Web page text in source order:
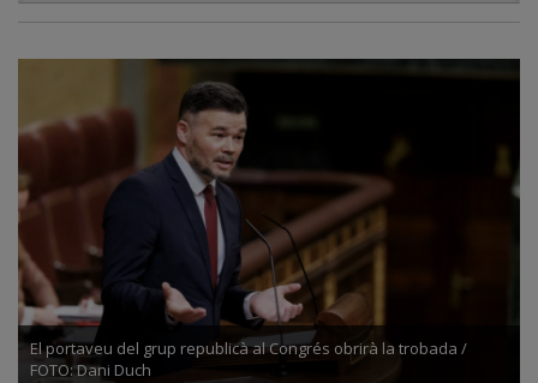
de
la
Comunicació
de
la
UdL
El portaveu del grup republicà al Congrés obrirà la trobada /
FOTO: Dani Duch